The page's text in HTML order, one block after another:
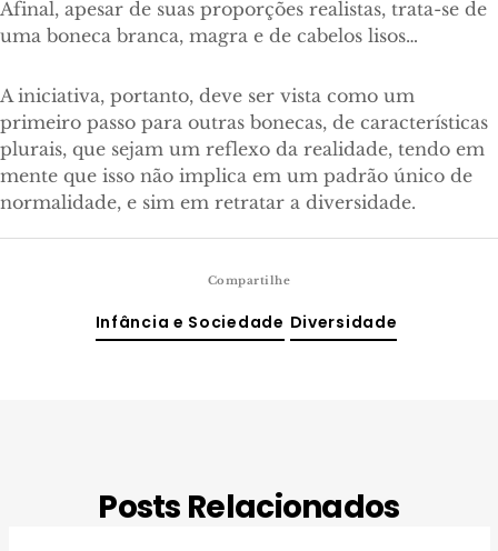
Afinal, apesar de suas proporções realistas, trata-se de
uma boneca branca, magra e de cabelos lisos…
A iniciativa, portanto, deve ser vista como um
primeiro passo para outras bonecas, de características
plurais, que sejam um reflexo da realidade, tendo em
mente que isso não implica em um padrão único de
normalidade, e sim em retratar a diversidade.
Compartilhe
Infância e Sociedade Diversidade
Posts Relacionados